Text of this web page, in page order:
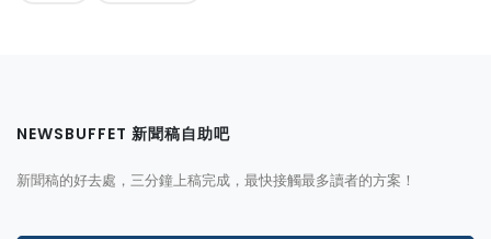
NEWSBUFFET 新聞稿自助吧
新聞稿的好去處，三分鐘上稿完成，最快接觸最多讀者的方案！